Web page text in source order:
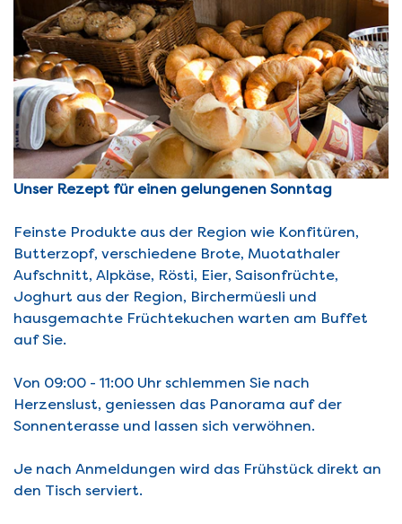
Unser Rezept für einen gelungenen Sonntag
Feinste Produkte aus der Region wie Konfitüren,
Butterzopf, verschiedene Brote, Muotathaler
Aufschnitt, Alpkäse, Rösti, Eier, Saisonfrüchte,
Joghurt aus der Region, Birchermüesli und
hausgemachte Früchtekuchen warten am Buffet
auf Sie.
Von 09:00 - 11:00 Uhr schlemmen Sie nach
Herzenslust, geniessen das Panorama auf der
Sonnenterasse und lassen sich verwöhnen.
Je nach Anmeldungen wird das Frühstück direkt an
den Tisch serviert.